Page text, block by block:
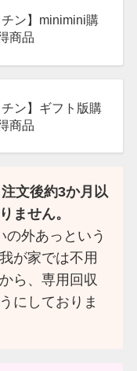
チン】minimini購
商品
チン】ギフト版購
商品
文後約3か月以
ません。
の外あっという
が家では不用
ら、専用回収
にしておりま